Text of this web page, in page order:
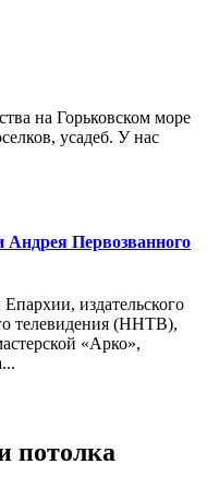
на Горьковском море
усадеб. У нас
Андрея Первозванного
издательского
телевидения (ННТВ),
«Арко»,
потолка